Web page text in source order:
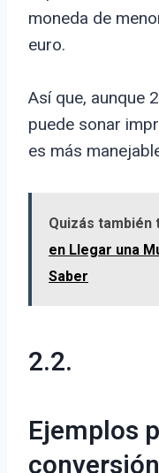
moneda de
euro.
Así que, aunque
puede sonar
es más
Quizás también
en Llegar una
Saber
2.2.
Ejemplos